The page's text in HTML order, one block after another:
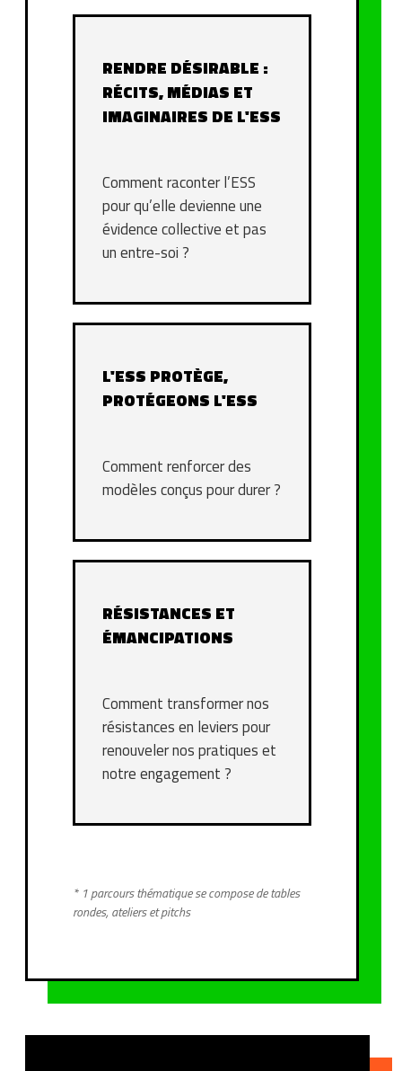
RENDRE DÉSIRABLE :
RÉCITS, MÉDIAS ET
IMAGINAIRES DE L'ESS
Comment raconter l’ESS
pour qu’elle devienne une
évidence collective et pas
un entre-soi ?
L'ESS PROTÈGE,
PROTÉGEONS L'ESS
Comment renforcer des
modèles conçus pour durer ?
RÉSISTANCES ET
ÉMANCIPATIONS
Comment transformer nos
résistances en leviers pour
renouveler nos pratiques et
notre engagement ?
* 1 parcours thématique se compose de tables
rondes, ateliers et pitchs